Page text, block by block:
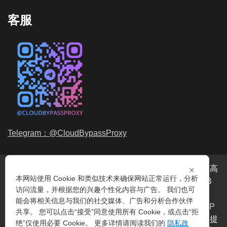
客服
Telegram：@CloudBypassProxy
代理服务提供商，我们提供高
品质、永不过期的动态代理IP池流量包，价格最低2元/GB
起。我们的IP资源包括超过3.5亿的动态住宅IP和机房IP，
覆盖全球200多个国家。支持HTTP代理IP 和 Socks5代理IP
协议，IP可用率超过99%。购买我们的服务即可享受穿云提
×
本网站使用 Cookie 和类似技术来确保网站正常运行，分析
访问流量，并根据您的兴趣个性化内容与广告。 我们也可
能会将相关信息与我们的社交媒体、广告和分析合作伙伴
共享。 您可以点击“接受”同意使用所有 Cookie，或点击“拒
绝”仅使用必要 Cookie。 更多详情请阅读我们的 隐私政